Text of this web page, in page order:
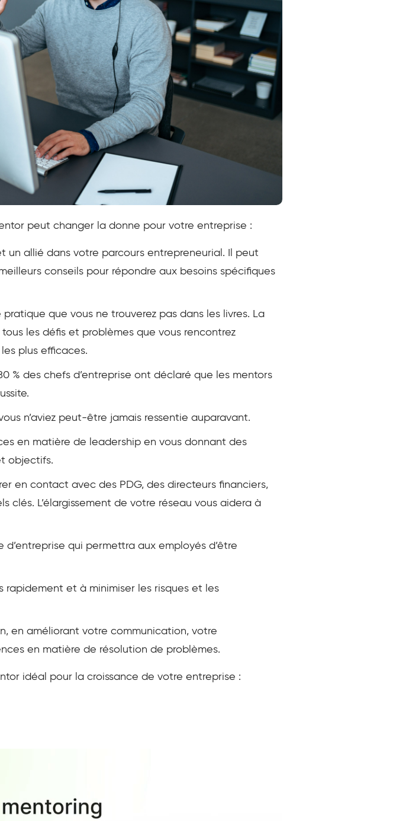
peut changer la donne pour votre entreprise :
un allié dans votre parcours entrepreneurial. Il peut
conseils pour répondre aux besoins spécifiques
que vous ne trouverez pas dans les livres. La
les défis et problèmes que vous rencontrez
plus efficaces.
% des chefs d’entreprise ont déclaré que les mentors
n’aviez peut-être jamais ressentie auparavant.
en matière de leadership en vous donnant des
objectifs.
en contact avec des PDG, des directeurs financiers,
clés. L’élargissement de votre réseau vous aidera à
qui permettra aux employés d’être
rapidement et à minimiser les risques et les
en améliorant votre communication, votre
en matière de résolution de problèmes.
idéal pour la croissance de votre entreprise :